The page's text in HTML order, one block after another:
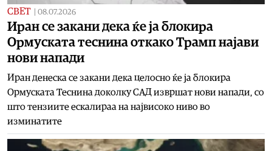
СВЕТ 08.07.2026
Иран се закани дека ќе ја блокира
Ормуската теснина откако Трамп најави
нови напади
Иран денеска се закани дека целосно ќе ја блокира
Ормуската Теснина доколку САД извршат нови напади, со
што тензиите ескалираа на највисоко ниво во
изминатите